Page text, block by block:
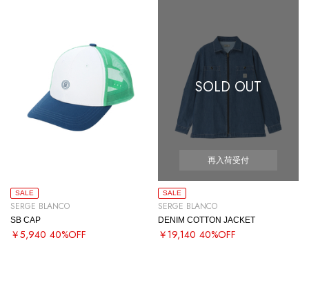
SALE
SERGE BLANCO
SB CAP
￥5,940 40%OFF
SOLD OUT
再入荷受付
SALE
SERGE BLANCO
DENIM COTTON JACKET
￥19,140 40%OFF